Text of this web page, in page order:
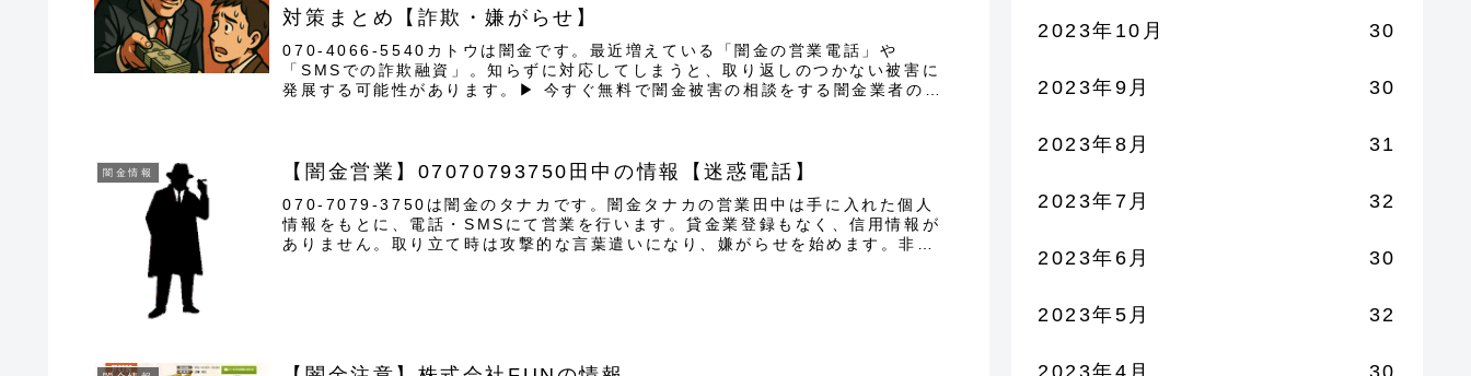
対策まとめ【詐欺・嫌がらせ】
070-4066-5540カトウは闇金です。最近増えている「闇金の営業電話」や
「SMSでの詐欺融資」。知らずに対応してしまうと、取り返しのつかない被害に
発展する可能性があります。▶ 今すぐ無料で闇金被害の相談をする闇金業者の特
闇金情報 【闇金営業】07070793750田中の情報【迷惑電話】
070-7079-3750は闇金のタナカです。闇金タナカの営業田中は手に入れた個人
情報をもとに、電話・SMSにて営業を行います。貸金業登録もなく、信用情報が
ありません。取り立て時は攻撃的な言葉遣いになり、嫌がらせを始めます。非常
2023年10月 30
2023年9月 30
2023年8月 31
2023年7月 32
2023年6月 30
2023年5月 32